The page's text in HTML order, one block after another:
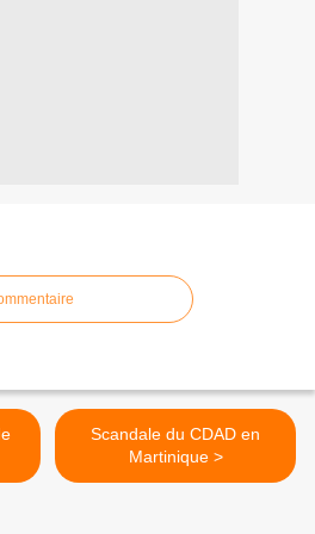
Scandale du CDAD en
Martinique >